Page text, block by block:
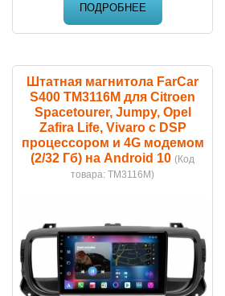
ПОДРОБНЕЕ
Штатная магнитола FarCar
S400 TM3116M для Citroen
Spacetourer, Jumpy, Opel
Zafira Life, Vivaro с DSP
процессором и 4G модемом
(2/32 Гб) на Android 10 (Код
товара: TM3116M)